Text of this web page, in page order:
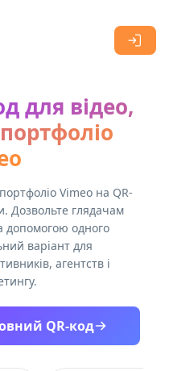
для відео,
Vimeo на QR-
Дозвольте глядачам
допомогою одного
варіант для
агентств і
QR-код